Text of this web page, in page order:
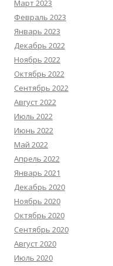
Март 2023
Февраль 2023
Январь 2023
Декабрь 2022
Ноябрь 2022
Октябрь 2022
Сентябрь 2022
Август 2022
Июль 2022
Июнь 2022
Май 2022
Апрель 2022
Январь 2021
Декабрь 2020
Ноябрь 2020
Октябрь 2020
Сентябрь 2020
Август 2020
Июль 2020